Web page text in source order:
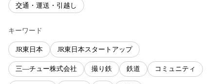
交通・運送・引越し
キーワード
JR東日本 JR東日本スタートアップ
三―チュー株式会社 撮り鉄 鉄道 コミュニティ